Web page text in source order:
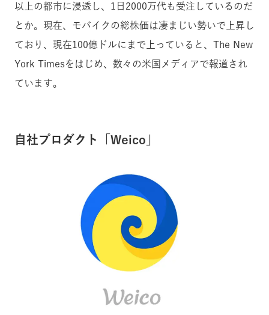
以上の都市に浸透し、1日2000万代も受注しているのだ
とか。現在、モバイクの総株価は凄まじい勢いで上昇し
ており、現在100億ドルにまで上っていると、The New
York Timesをはじめ、数々の米国メディアで報道され
ています。
自社プロダクト「Weico」